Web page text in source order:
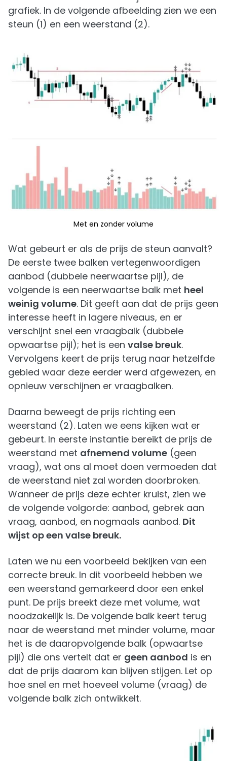
grafiek. In de volgende afbeelding zien we een
steun (1) en een weerstand (2).
Met en zonder volume
Wat gebeurt er als de prijs de steun aanvalt?
De eerste twee balken vertegenwoordigen
aanbod (dubbele neerwaartse pijl), de
volgende is een neerwaartse balk met heel
weinig volume. Dit geeft aan dat de prijs geen
interesse heeft in lagere niveaus, en er
verschijnt snel een vraagbalk (dubbele
opwaartse pijl); het is een valse breuk.
Vervolgens keert de prijs terug naar hetzelfde
gebied waar deze eerder werd afgewezen, en
opnieuw verschijnen er vraagbalken.
Daarna beweegt de prijs richting een
weerstand (2). Laten we eens kijken wat er
gebeurt. In eerste instantie bereikt de prijs de
weerstand met afnemend volume (geen
vraag), wat ons al moet doen vermoeden dat
de weerstand niet zal worden doorbroken.
Wanneer de prijs deze echter kruist, zien we
de volgende volgorde: aanbod, gebrek aan
vraag, aanbod, en nogmaals aanbod. Dit
wijst op een valse breuk.
Laten we nu een voorbeeld bekijken van een
correcte breuk. In dit voorbeeld hebben we
een weerstand gemarkeerd door een enkel
punt. De prijs breekt deze met volume, wat
noodzakelijk is. De volgende balk keert terug
naar de weerstand met minder volume, maar
het is de daaropvolgende balk (opwaartse
pijl) die ons vertelt dat er geen aanbod is en
dat de prijs daarom kan blijven stijgen. Let op
hoe snel en met hoeveel volume (vraag) de
volgende balk zich ontwikkelt.